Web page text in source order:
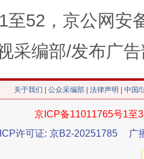
今
至52，京公网安
采编部/发布广
关于我们 公众采编部 法律声明 | 中国
京ICP备11011765号1至
ICP许可证: 京B2-20251785
广